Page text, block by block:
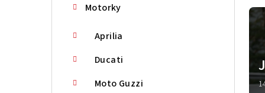
Motorky
Aprilia
Ducati
Moto Guzzi
ý
p
i